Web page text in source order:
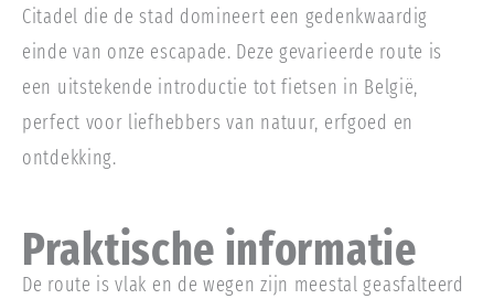
Citadel die de stad domineert een gedenkwaardig
einde van onze escapade. Deze gevarieerde route is
een uitstekende introductie tot fietsen in België,
perfect voor liefhebbers van natuur, erfgoed en
ontdekking.
Praktische informatie
De route is vlak en de wegen zijn meestal geasfalteerd